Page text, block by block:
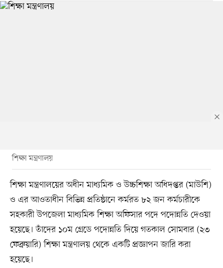
শিক্ষা মন্ত্রণালয়
শিক্ষা মন্ত্রণালয়ের অধীন মাধ্যমিক ও উচ্চশিক্ষা অধিদপ্তর (মাউশি)
ও এর আওতাধীন বিভিন্ন প্রতিষ্ঠানে কর্মরত ৮২ জন কর্মচারীকে
সহকারী উপজেলা মাধ্যমিক শিক্ষা অফিসার পদে পদোন্নতি দেওয়া
হয়েছে। তাঁদের ১০ম গ্রেডে পদোন্নতি দিয়ে গতকাল সোমবার (২৩
ফেব্রুয়ারি) শিক্ষা মন্ত্রণালয় থেকে একটি প্রজ্ঞাপন জারি করা
হয়েছে।